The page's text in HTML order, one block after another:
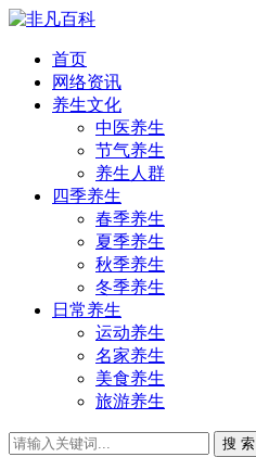
首页
网络资讯
养生文化
中医养生
节气养生
养生人群
四季养生
春季养生
夏季养生
秋季养生
冬季养生
日常养生
运动养生
名家养生
美食养生
旅游养生
搜 索